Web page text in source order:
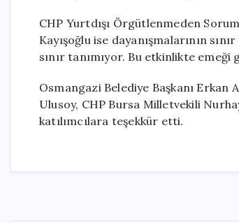
CHP Yurtdışı Örgütlenmeden
Kayışoğlu ise dayanışmalarının
sınır tanımıyor. Bu etkinlikte emeği
Osmangazi Belediye Başkanı Erkan
Ulusoy, CHP Bursa Milletvekili
katılımcılara teşekkür etti.